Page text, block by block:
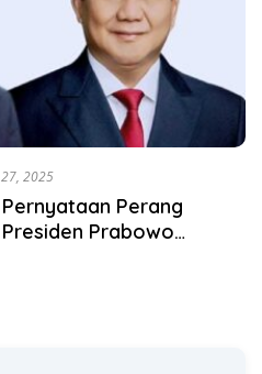
2025
Perang
Prabowo